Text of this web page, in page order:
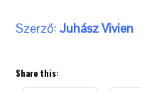
Szerző:Juhász Vivien
Share this: